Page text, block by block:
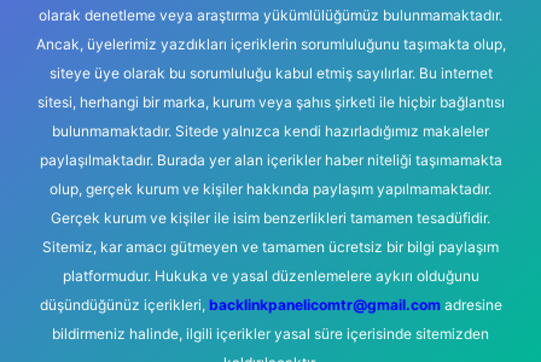
olarak denetleme veya araştırma yükümlülüğümüz bulunmamaktadır.
Ancak, üyelerimiz yazdıkları içeriklerin sorumluluğunu taşımakta olup,
siteye üye olarak bu sorumluluğu kabul etmiş sayılırlar. Bu internet
sitesi, herhangi bir marka, kurum veya şahıs şirketi ile hiçbir bağlantısı
bulunmamaktadır. Sitede yalnızca kendi hazırladığımız makaleler
paylaşılmaktadır. Burada yer alan içerikler haber niteliği taşımamakta
olup, gerçek kurum ve kişiler hakkında paylaşım yapılmamaktadır.
Gerçek kurum ve kişiler ile isim benzerlikleri tamamen tesadüfidir.
Sitemiz, kar amacı gütmeyen ve tamamen ücretsiz bir bilgi paylaşım
platformudur. Hukuka ve yasal düzenlemelere aykırı olduğunu
düşündüğünüz içerikleri, backlinkpanelicomtr@gmail.comadresine
bildirmeniz halinde, ilgili içerikler yasal süre içerisinde sitemizden